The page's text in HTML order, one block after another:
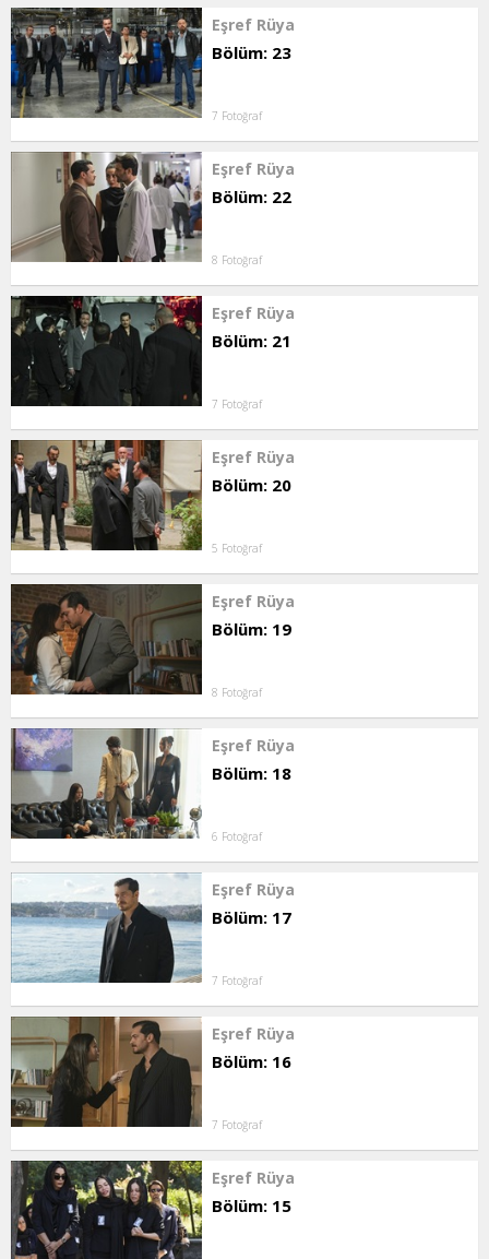
Eşref Rüya
Bölüm: 23
7 Fotoğraf
Eşref Rüya
Bölüm: 22
8 Fotoğraf
Eşref Rüya
Bölüm: 21
7 Fotoğraf
Eşref Rüya
Bölüm: 20
5 Fotoğraf
Eşref Rüya
Bölüm: 19
8 Fotoğraf
Eşref Rüya
Bölüm: 18
6 Fotoğraf
Eşref Rüya
Bölüm: 17
7 Fotoğraf
Eşref Rüya
Bölüm: 16
7 Fotoğraf
Eşref Rüya
Bölüm: 15